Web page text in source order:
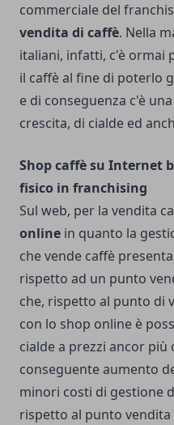
commerciale del
vendita di caffè. Nella
italiani, infatti, c'è ormai
il caffè al fine di poterlo
e di conseguenza c'è
crescita, di cialde ed
Shop caffè su Internet
fisico in franchising
Sul web, per la vendita
online in quanto la
che vende caffè
rispetto ad un punto
che, rispetto al punto di
con lo shop online è
cialde a prezzi ancor
conseguente aumento
minori costi di gestione
rispetto al punto